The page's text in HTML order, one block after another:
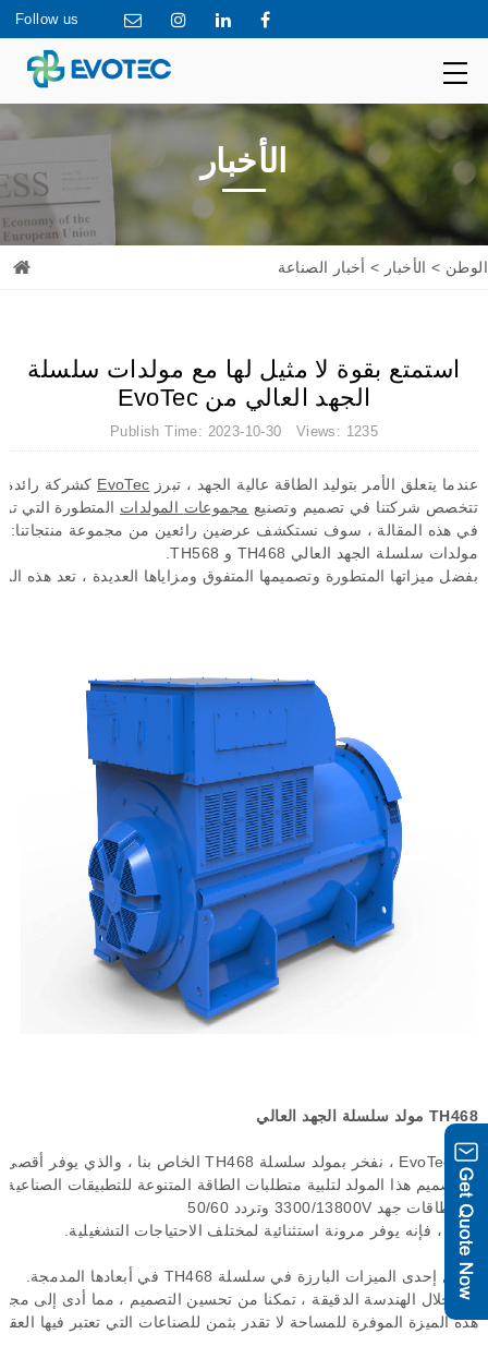
Follow us
الأخبار
الوطن > الأخبار > أخبار الصناعة
استمتع بقوة لا مثيل لها مع مولدات سلسلة
الجهد العالي من EvoTec
Publish Time: 2023-10-30 Views: 1235
عندما يتعلق الأمر بتوليد الطاقة عالية الجهد ، تبرز EvoTec كشركة رائدة
تتخصص شركتنا في تصميم وتصنيع مجموعات المولدات المتطورة التي
في هذه المقالة ، سوف نستكشف عرضين رائعين من مجموعة منتجاتنا:
مولدات سلسلة الجهد العالي و
بفضل ميزاتها المتطورة وتصميمها المتفوق ومزاياها العديدة ، تعد هذه
TH468 مولد سلسلة الجهد العالي
فيEvoTec ، نفخر بمولد سلسلة الخاص بنا ، والذي يوفر
أقصى
تم
تصميم هذا المولد لتلبية متطلبات الطاقة المتنوعة للتطبيقات الصناعية
مع
نطاقات جهد وتردد
هرتز
، فإنه يوفر مرونة استثنائية لمختلف الاحتياجات التشغيلية
تتمثل إحدى الميزات البارزة في سلسلة في أبعادها المدمجة
من
خلال الهندسة الدقيقة ، تمكنا من تحسين التصميم ، مما أدى إلى
هذه الميزة الموفرة للمساحة لا تقدر بثمن للصناعات التي تعتبر فيها